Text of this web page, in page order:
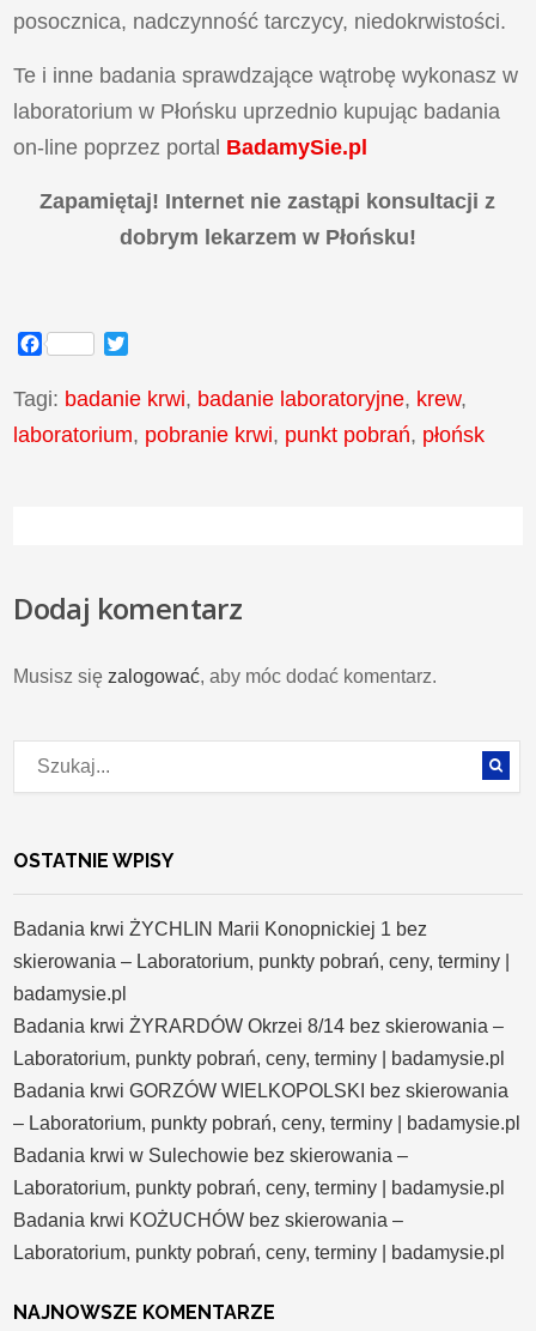
posocznica, nadczynność tarczycy, niedokrwistości.
Te i inne badania sprawdzające wątrobę wykonasz w
laboratorium w Płońsku uprzednio kupując badania
on-line poprzez portal BadamySie.pl
Zapamiętaj! Internet nie zastąpi konsultacji z
dobrym lekarzem w Płońsku!
Facebook
Tagi: badanie krwi, badanie laboratoryjne, krew,
laboratorium, pobranie krwi, punkt pobrań, płońsk
Dodaj komentarz
Musisz się zalogować, aby móc dodać komentarz.
OSTATNIE WPISY
Badania krwi ŻYCHLIN Marii Konopnickiej 1 bez
skierowania – Laboratorium, punkty pobrań, ceny, terminy |
badamysie.pl
Badania krwi ŻYRARDÓW Okrzei 8/14 bez skierowania –
Laboratorium, punkty pobrań, ceny, terminy | badamysie.pl
Badania krwi GORZÓW WIELKOPOLSKI bez skierowania
– Laboratorium, punkty pobrań, ceny, terminy | badamysie.pl
Badania krwi w Sulechowie bez skierowania –
Laboratorium, punkty pobrań, ceny, terminy | badamysie.pl
Badania krwi KOŻUCHÓW bez skierowania –
Laboratorium, punkty pobrań, ceny, terminy | badamysie.pl
NAJNOWSZE KOMENTARZE